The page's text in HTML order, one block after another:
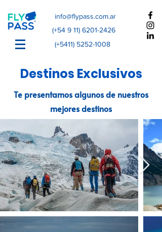
info@flypass.com.ar
(+54 9 11) 6201-2426
(+5411) 5252-1008
Destinos Exclusivos
Te presentamos algunos de nuestros
mejores destinos